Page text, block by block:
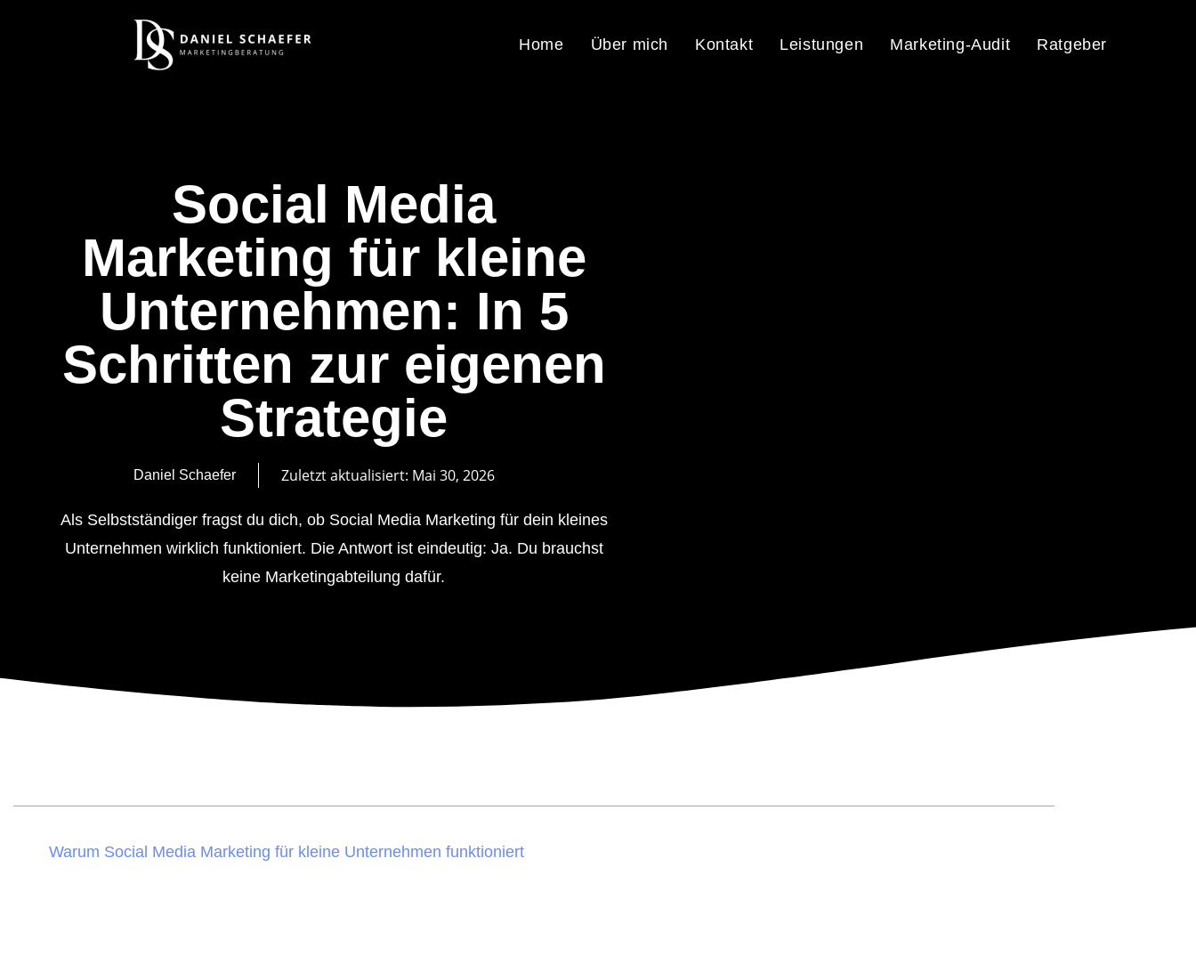
Home Über mich Kontakt Leistungen Marketing-Audit Ratgeber
Social Media
Marketing für kleine
Unternehmen: In 5
Schritten zur eigenen
Strategie
Daniel Schaefer Zuletzt aktualisiert: Mai 30, 2026
Als Selbstständiger fragst du dich, ob Social Media Marketing für dein kleines
Unternehmen wirklich funktioniert. Die Antwort ist eindeutig: Ja. Du brauchst
keine Marketingabteilung dafür.
Warum Social Media Marketing für kleine Unternehmen funktioniert